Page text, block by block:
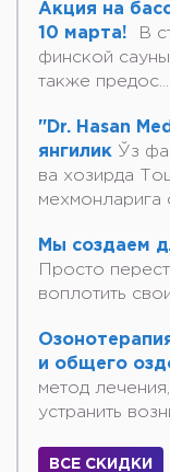
Акция на
10 марта!
В
финской
также предос...
"Dr. Hasan
янгилик Ўз
ва хозирда
мехмонларига
Мы создаем
Просто
воплотить
и общего
метод
устранить
ВСЕ СКИДКИ